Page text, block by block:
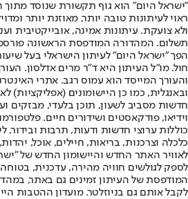
"ישראל היום" הוא גוף תקשורת שנוסד מתוך
ראוי לעיתונות טובה יותר, מאוזנת יותר
ולא צועקת. עיתונות אמינה, אובייקטיבית
הפך "ישראל היום" לעיתון הישראלי בעל
חול. מו"ל העיתון היא ד"ר מרים אדלסון.
והעורך המייסד הוא עמוס רגב. אתרי
חדשות מסביב לשעון, תוכן בלעדי, מבזקים
וידיאו, פודקאסטים ושידורים חיים.
כוללות ערוצי חדשות ודעות, תרבות ובידור,
לאוויר האתר החדש והיישומון החדש של
לספק לגולשים חוויה מהירה, עדכנית,
המודפסת של העיתון זמינים גם באתר,
לקבל אותם גם בניוזלטר. מועדון ההטבות